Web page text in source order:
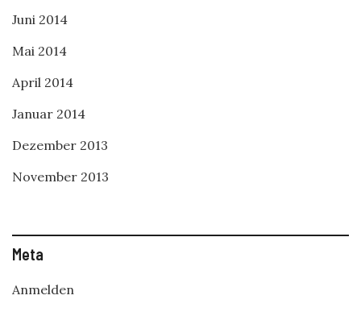
Juni 2014
Mai 2014
April 2014
Januar 2014
Dezember 2013
November 2013
Meta
Anmelden